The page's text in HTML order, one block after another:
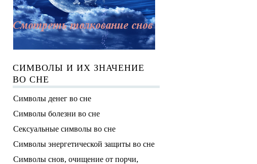
СИМВОЛЫ И ИХ ЗНАЧЕНИЕ
ВО СНЕ
Символы денег во сне
Символы болезни во сне
Сексуальные символы во сне
Символы энергетической защиты во сне
Символы снов, очищение от порчи,